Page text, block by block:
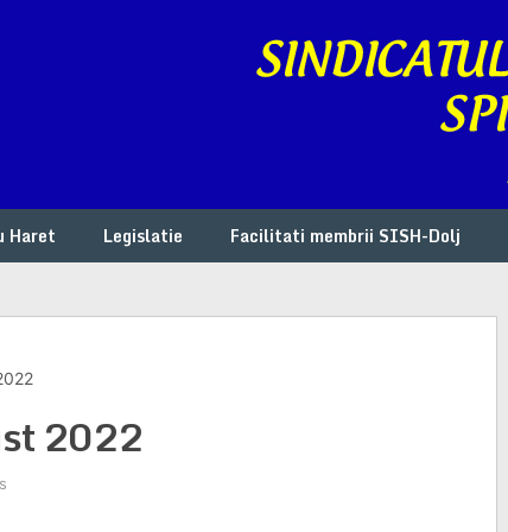
Haret Legislatie Facilitati membrii SISH-Dolj
2022